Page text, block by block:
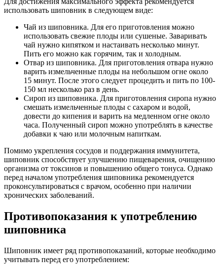
использовать шиповник в следующем виде:
Чай из шиповника. Для его приготовления можно
использовать свежие плоды или сушеные. Заваривать
чай нужно кипятком и настаивать несколько минут.
Пить его можно как горячим, так и холодным.
Отвар из шиповника. Для приготовления отвара нужно
варить измельченные плоды на небольшом огне около
15 минут. После этого следует процедить и пить по 100-
150 мл несколько раз в день.
Сироп из шиповника. Для приготовления сиропа нужно
смешать измельченные плоды с сахаром и водой,
довести до кипения и варить на медленном огне около
часа. Полученный сироп можно употреблять в качестве
добавки к чаю или молочным напиткам.
Помимо укрепления сосудов и поддержания иммунитета,
шиповник способствует улучшению пищеварения, очищению
организма от токсинов и повышению общего тонуса. Однако
перед началом употребления шиповника рекомендуется
проконсультироваться с врачом, особенно при наличии
хронических заболеваний.
Противопоказания к употреблению
шиповника
Шиповник имеет ряд противопоказаний, которые необходимо
учитывать перед его употреблением: